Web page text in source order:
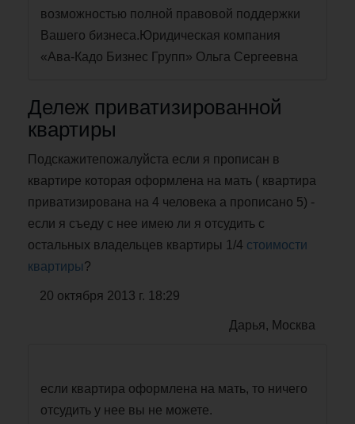
возможностью полной правовой поддержки
Вашего бизнеса.Юридическая компания
«Ава-Кадо Бизнес Групп» Ольга Сергеевна
Дележ приватизированной
квартиры
Подскажитепожалуйста если я прописан в
квартире которая оформлена на мать ( квартира
приватизирована на 4 человека а прописано 5) -
если я съеду с нее имею ли я отсудить с
остальных владельцев квартиры 1/4 стоимости
квартиры?
20 октября 2013 г. 18:29
Дарья, Москва
если квартира оформлена на мать, то ничего
отсудить у нее вы не можете.